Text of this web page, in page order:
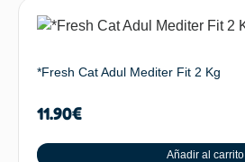
*Fresh Cat Adul Mediter Fit 2 Kg
11.90€
Añadir al carrito